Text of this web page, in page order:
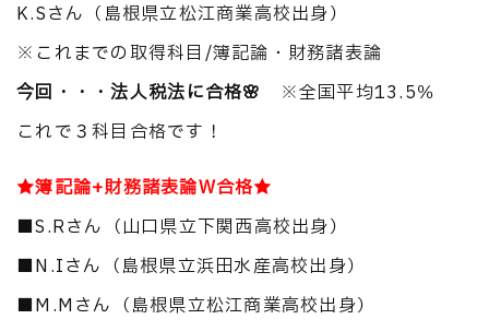
K.Sさん（島根県立松江商業高校出身）
※これまでの取得科目/簿記論・財務諸表論
今回・・・法人税法に合格🌸
※全国平均13.5％
これで３科目合格です！
★簿記論+財務諸表論W合格★
■S.Rさん（山口県立下関西高校出身）
■N.Iさん（島根県立浜田水産高校出身）
■M.Mさん（島根県立松江商業高校出身）